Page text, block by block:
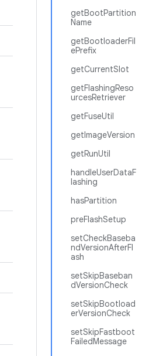
getBootPartition
Name
getBootloaderFil
ePrefix
getCurrentSlot
getFlashingReso
urcesRetriever
getFuseUtil
getImageVersion
getRunUtil
handleUserDataF
lashing
hasPartition
preFlashSetup
setCheckBaseba
ndVersionAfterFl
ash
setSkipBaseban
dVersionCheck
setSkipBootload
erVersionCheck
setSkipFastboot
FailedMessage